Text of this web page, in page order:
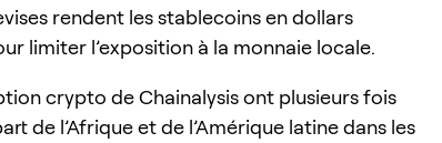
rendent les stablecoins en dollars
limiter l’exposition à la monnaie locale.
crypto de Chainalysis ont plusieurs fois
de l’Afrique et de l’Amérique latine dans les